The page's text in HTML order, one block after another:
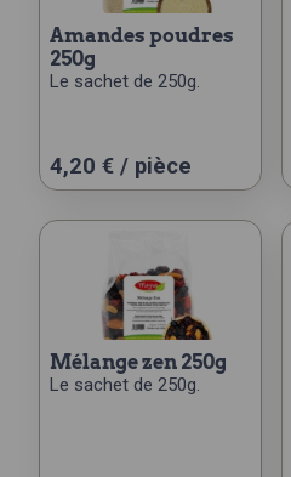
amandes poudres
250g
Le sachet de 250g.
4,20 € / pièce
mélange zen 250g
Le sachet de 250g.